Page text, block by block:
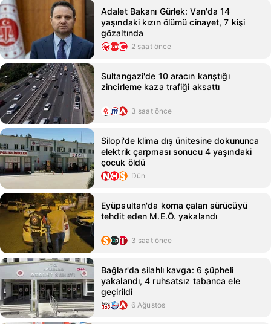
Adalet Bakanı Gürlek: Van'da 14
yaşındaki kızın ölümü cinayet, 7 kişi
gözaltında
2 saat önce
Sultangazi'de 10 aracın karıştığı
zincirleme kaza trafiği aksattı
3 saat önce
Silopi'de klima dış ünitesine dokununca
elektrik çarpması sonucu 4 yaşındaki
çocuk öldü
Dün
Eyüpsultan'da korna çalan sürücüyü
tehdit eden M.E.Ö. yakalandı
3 saat önce
Bağlar'da silahlı kavga: 6 şüpheli
yakalandı, 4 ruhsatsız tabanca ele
geçirildi
6 Ağustos